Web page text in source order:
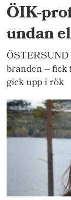
ÖIK-
undan
branden –
gick upp i rök